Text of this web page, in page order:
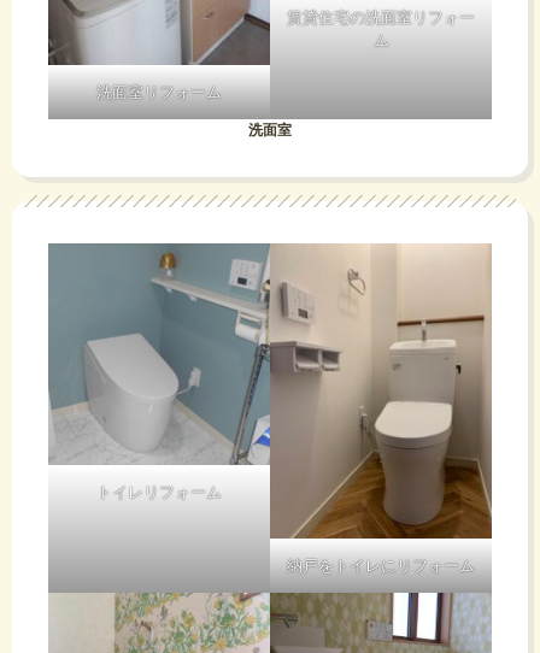
洗面室リフォーム
賃貸住宅の洗面室リフォー
ム
洗面室
トイレリフォーム
納戸をトイレにリフォーム